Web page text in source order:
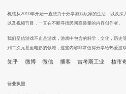
机核从2010年开始一直致力于分享游戏玩家的生活，以及
以及视频节目，一直在不断寻找民间高质量的内容创作者。
我们坚信游戏不止是游戏，游戏中包含的科学，文化，历史
到二次元甚至电影的领域，这些内容非常值得分享给热爱游戏
知乎 微博 微信 播客 吉考斯工业 核市
营业执照